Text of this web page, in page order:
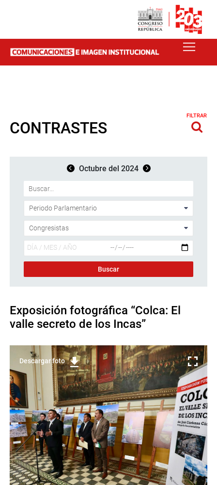
CONTRASTES
FILTRAR
Octubre del 2024
Exposición fotográfica “Colca: El
valle secreto de los Incas”
Descargar foto